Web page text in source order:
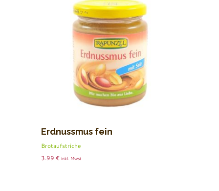
Erdnussmus fein
Brotaufstriche
3.99 € inkl. Mwst